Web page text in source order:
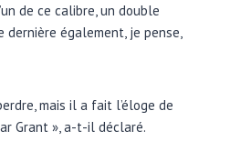
de ce calibre, un double
dernière également, je pense,
mais il a fait l’éloge de
Grant », a-t-il déclaré.